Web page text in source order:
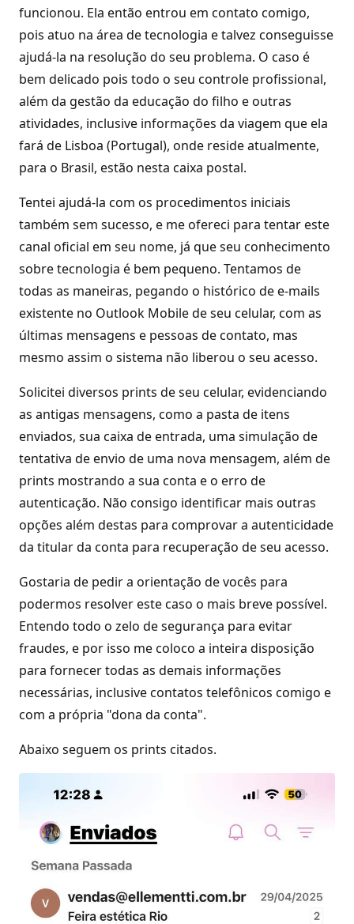
funcionou. Ela então entrou em contato comigo,
pois atuo na área de tecnologia e talvez conseguisse
ajudá-la na resolução do seu problema. O caso é
bem delicado pois todo o seu controle profissional,
além da gestão da educação do filho e outras
atividades, inclusive informações da viagem que ela
fará de Lisboa (Portugal), onde reside atualmente,
para o Brasil, estão nesta caixa postal.
Tentei ajudá-la com os procedimentos iniciais
também sem sucesso, e me ofereci para tentar este
canal oficial em seu nome, já que seu conhecimento
sobre tecnologia é bem pequeno. Tentamos de
todas as maneiras, pegando o histórico de e-mails
existente no Outlook Mobile de seu celular, com as
últimas mensagens e pessoas de contato, mas
mesmo assim o sistema não liberou o seu acesso.
Solicitei diversos prints de seu celular, evidenciando
as antigas mensagens, como a pasta de itens
enviados, sua caixa de entrada, uma simulação de
tentativa de envio de uma nova mensagem, além de
prints mostrando a sua conta e o erro de
autenticação. Não consigo identificar mais outras
opções além destas para comprovar a autenticidade
da titular da conta para recuperação de seu acesso.
Gostaria de pedir a orientação de vocês para
podermos resolver este caso o mais breve possível.
Entendo todo o zelo de segurança para evitar
fraudes, e por isso me coloco a inteira disposição
para fornecer todas as demais informações
necessárias, inclusive contatos telefônicos comigo e
com a própria "dona da conta".
Abaixo seguem os prints citados.